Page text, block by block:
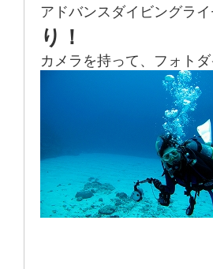
アドバンスダイビングラ
り！
カメラを持って、フォト